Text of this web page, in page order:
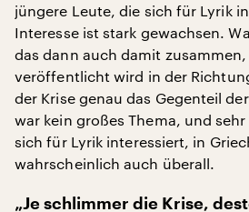
jüngere Leute, die sich für Lyrik
Interesse ist stark gewachsen.
das dann auch damit
veröffentlicht wird in der
der Krise genau das Gegenteil
war kein großes Thema, und
sich für Lyrik interessiert, in
wahrscheinlich auch überall.
„Je schlimmer die Krise,